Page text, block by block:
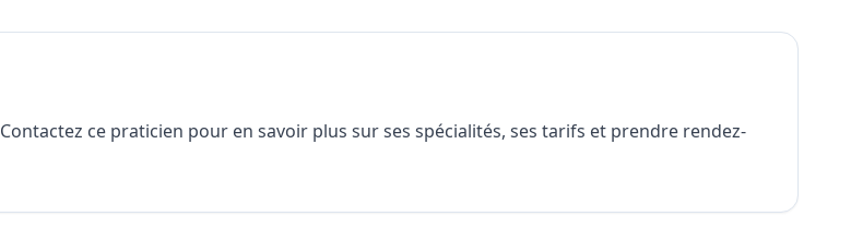
ce praticien pour en savoir plus sur ses spécialités, ses tarifs et prendre rendez-